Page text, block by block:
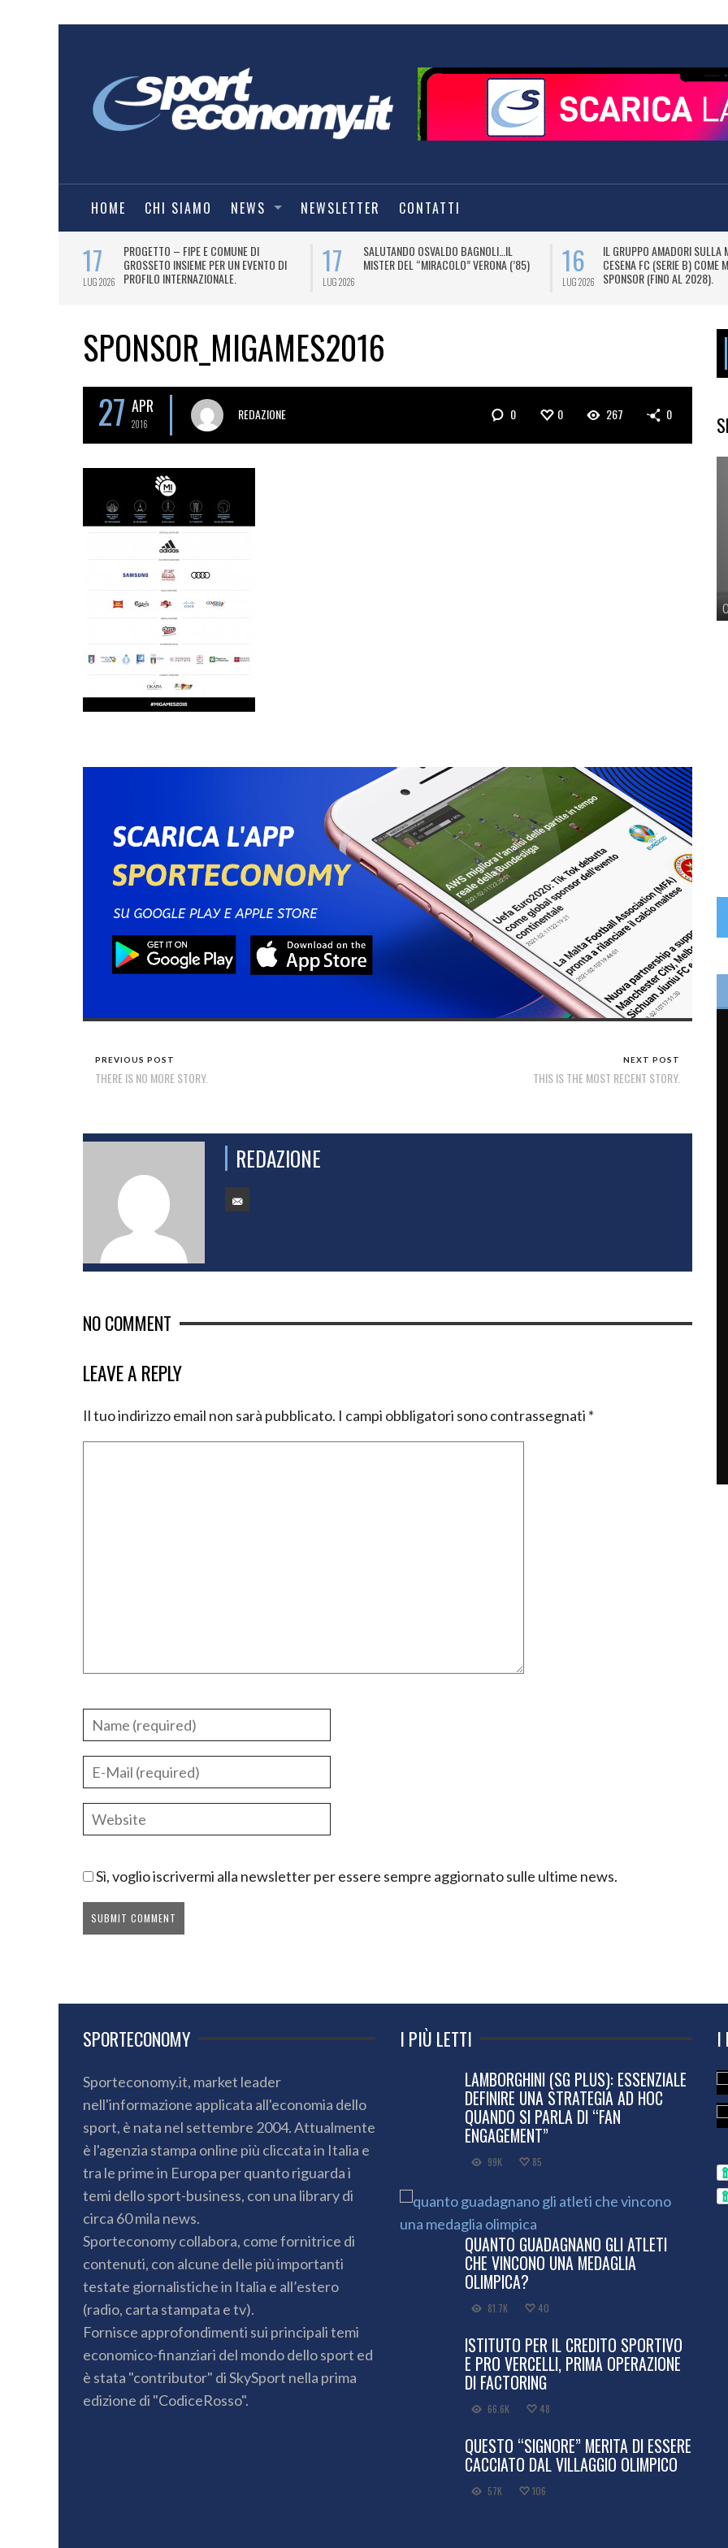
HOME CHI SIAMO NEWS NEWSLETTER CONTATTI
17
LUG 2026
PROGETTO – FIPE E COMUNE DI
GROSSETO INSIEME PER UN EVENTO DI
PROFILO INTERNAZIONALE.
17
LUG 2026
SALUTANDO OSVALDO BAGNOLI…IL
MISTER DEL “MIRACOLO” VERONA (’85)
16
LUG 2026
IL GRUPPO AMADORI SULLA
CESENA FC (SERIE B) COME
SPONSOR (FINO AL 2028).
SPONSOR_MIGAMES2016
27 APR
2016
REDAZIONE 0 0 267 0
PREVIOUS POST
THERE IS NO MORE STORY.
NEXT POST
THIS IS THE MOST RECENT STORY.
REDAZIONE
NO COMMENT
LEAVE A REPLY
Il tuo indirizzo email non sarà pubblicato. I campi obbligatori sono contrassegnati *
Sì, voglio iscrivermi alla newsletter per essere sempre aggiornato sulle ultime news.
SPORTECONOMY
Sporteconomy.it, market leader
nell'informazione applicata all'economia dello
sport, è nata nel settembre 2004. Attualmente
è l'agenzia stampa online più cliccata in Italia e
tra le prime in Europa per quanto riguarda i
temi dello sport-business, con una library di
circa 60 mila news.
Sporteconomy collabora, come fornitrice di
contenuti, con alcune delle più importanti
testate giornalistiche in Italia e all’estero
(radio, carta stampata e tv).
Fornisce approfondimenti sui principali temi
economico-finanziari del mondo dello sport ed
è stata "contributor" di SkySport nella prima
edizione di "CodiceRosso".
I PIÙ LETTI
LAMBORGHINI (SG PLUS): ESSENZIALE
DEFINIRE UNA STRATEGIA AD HOC
QUANDO SI PARLA DI “FAN
ENGAGEMENT”
99K 85
QUANTO GUADAGNANO GLI ATLETI
CHE VINCONO UNA MEDAGLIA
OLIMPICA?
81.7K 40
ISTITUTO PER IL CREDITO SPORTIVO
E PRO VERCELLI, PRIMA OPERAZIONE
DI FACTORING
66.6K 48
QUESTO “SIGNORE” MERITA DI ESSERE
CACCIATO DAL VILLAGGIO OLIMPICO
57K 106
I